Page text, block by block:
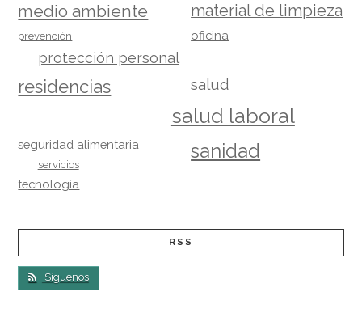
material de limpieza
medio ambiente
oficina
prevención
protección personal
residencias salud
salud laboral
sanidad
seguridad alimentaria
servicios
tecnología
RSS
Síguenos